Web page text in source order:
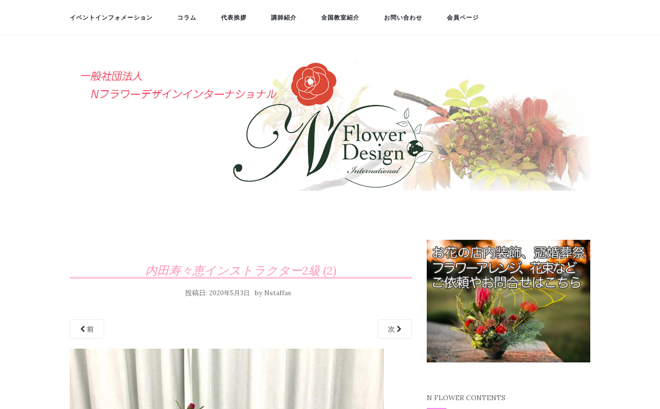
イベントインフォメーション コラム 代表挨拶 講師紹介 全国教室紹介 お問い合わせ 会員ページ
内田寿々恵インストラクター2級 (2)
投稿日:2020年5月3日 by Nstaffas
前 次
N FLOWER CONTENTS